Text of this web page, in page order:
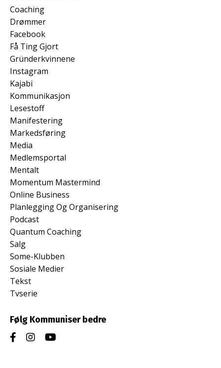
Coaching
Drømmer
Facebook
Få Ting Gjort
Gründerkvinnene
Instagram
Kajabi
Kommunikasjon
Lesestoff
Manifestering
Markedsføring
Media
Medlemsportal
Mentalt
Momentum Mastermind
Online Business
Planlegging Og Organisering
Podcast
Quantum Coaching
Salg
Some-Klubben
Sosiale Medier
Tekst
Tvserie
Følg Kommuniser bedre